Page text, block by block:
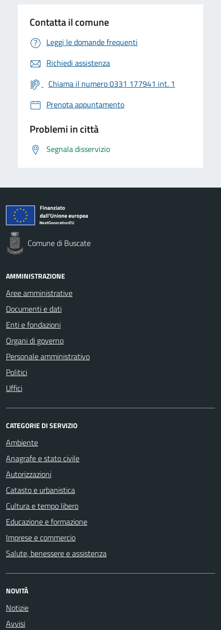
Contatta il comune
Leggi le domande frequenti
Richiedi assistenza
Chiama il numero 0331 177941 int. 1
Prenota appuntamento
Problemi in città
Segnala disservizio
Comune di Buscate
AMMINISTRAZIONE
Aree amministrative
Documenti e dati
Enti e fondazioni
Organi di governo
Personale amministrativo
Politici
Uffici
CATEGORIE DI SERVIZIO
Ambiente
Anagrafe e stato civile
Autorizzazioni
Catasto e urbanistica
Cultura e tempo libero
Educazione e formazione
Imprese e commercio
Salute, benessere e assistenza
NOVITÀ
Notizie
Avvisi